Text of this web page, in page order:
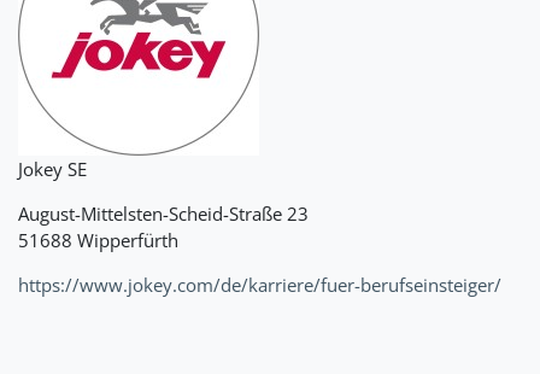
Jokey SE
August-Mittelsten-Scheid-Straße 23
51688 Wipperfürth
https://www.jokey.com/de/karriere/fuer-berufseinsteiger/